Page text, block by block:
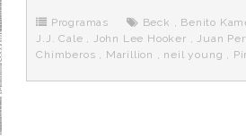
o
k
r
e
r
a
Programas Beck , Benito
J.J. Cale , John Lee Hooker ,Juan
Chimberos , Marillion , neil young ,